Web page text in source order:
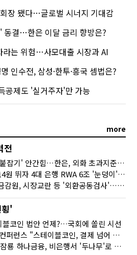
장 됐다…글로벌 시너지 기대감
동결…한은 이달 금리 향방은?
라는 위험…사모대출 시장과 AI
인수전, 삼성·한투·흥국 셈법은?
공제도 '실거주자'만 가능
more
전
'달러 붙잡기' 안간힘…한은, 외화 초과지준에 이자 6개월 더
환율 14원 뛰자 4대 은행 RWA 6조 '눈덩이'…2배 뛴 2분기는?
한은·금감원, 시장교란 등 '외환공동검사'…환율 급등 전방위 대응
'
블코인 법안 언제?…국회에 쏠린 시선
BOK 컨퍼런스 "스테이블코인, 결제 넘어 보험 대출 등 금융 연결 도구"
M&A 잠룡 하나금융, 비은행서 '두나무'로 눈돌린 이유는